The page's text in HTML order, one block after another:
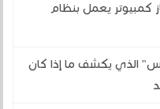
كمبيوتر يعمل بنظام
الذي يكشف ما إذا كان